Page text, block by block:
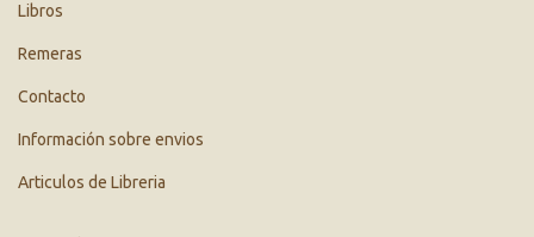
Libros
Remeras
Contacto
Información sobre envios
Articulos de Libreria